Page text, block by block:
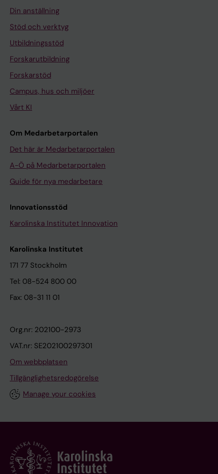
Din anställning
Stöd och verktyg
Utbildningsstöd
Forskarutbildning
Forskarstöd
Campus, hus och miljöer
Vårt KI
Om Medarbetarportalen
Det här är Medarbetarportalen
A-Ö på Medarbetarportalen
Guide för nya medarbetare
Innovationsstöd
Karolinska Institutet Innovation
Karolinska Institutet
171 77 Stockholm
Tel: 08-524 800 00
Fax: 08-31 11 01
Org.nr: 202100-2973
VAT.nr: SE202100297301
Om webbplatsen
Tillgänglighetsredogörelse
Manage your cookies